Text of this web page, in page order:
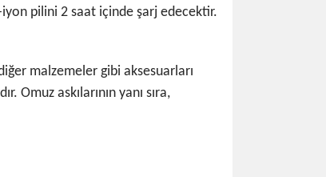
pilini 2 saat içinde şarj edecektir.
malzemeler gibi aksesuarları
Omuz askılarının yanı sıra,